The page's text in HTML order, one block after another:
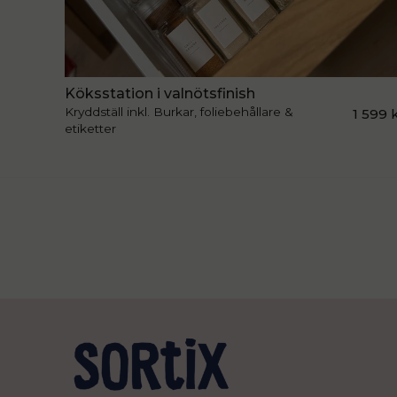
Köksstation i valnötsfinish
Kryddställ inkl. Burkar, foliebehållare &
etiketter
1 599